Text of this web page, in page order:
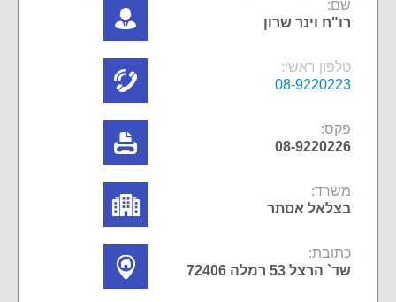
שם:
רו"ח וינר שרון
טלפון ראשי:
08-9220223
פקס:
08-9220226
משרד:
בצלאל אסתר
כתובת:
שד` הרצל 53 רמלה 72406